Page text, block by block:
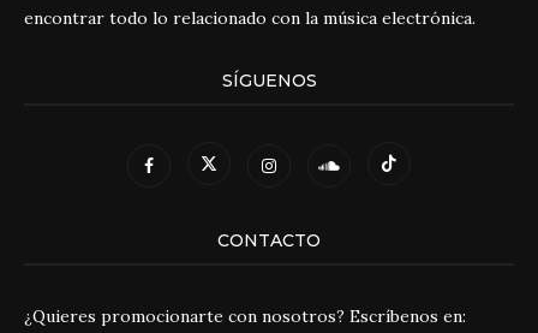
encontrar todo lo relacionado con la música electrónica.
SÍGUENOS
CONTACTO
¿Quieres promocionarte con nosotros? Escríbenos en: